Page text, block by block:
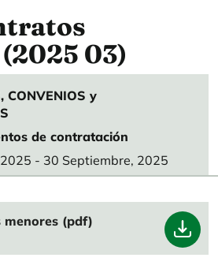
03)
CONVENIOS y
de contratación
- 30 Septiembre, 2025
menores (pdf)